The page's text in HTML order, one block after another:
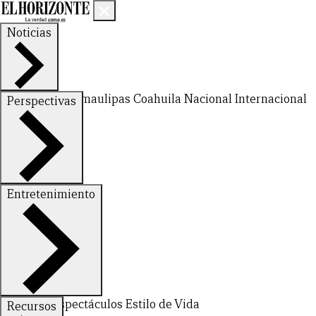
Noticias
Nuevo LeónTamaulipas Coahuila NacionalInternacional
Perspectivas
FinanzasOpinión
Entretenimiento
DeportesEspectáculos Estilo de Vida
Recursos
CERRAR
X